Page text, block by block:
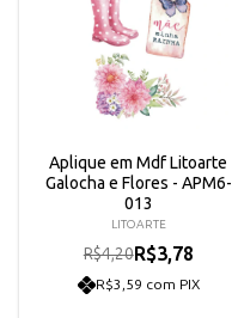
Aplique em Mdf Litoarte
Galocha e Flores - APM6-
013
LITOARTE
R$4,20R$3,78
R$3,59 com PIX